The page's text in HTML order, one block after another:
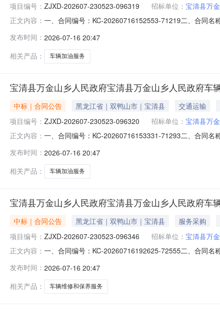
项目编号： ZJXD-202607-230523-096319 招标单位： 宝清县万
正文内容： 一、合同编号：KC-20260716152553-71219二、合同
石油天然气股份有限公司黑龙江双鸭山销售分公司地址
发布时间： 2026-07-16 20:47
相关产品：
车辆加油服务
宝清县万金山乡人民政府宝清县万金山乡人民政府车
中标｜合同公告 黑龙江省｜双鸭山市｜宝清县
交通运输
项目编号： ZJXD-202607-230523-096320 招标单位： 宝清县万
正文内容： 一、合同编号：KC-20260716153331-71293二、合同
石油天然气股份有限公司黑龙江双鸭山销售分公司地址
发布时间： 2026-07-16 20:47
相关产品：
车辆加油服务
宝清县万金山乡人民政府宝清县万金山乡人民政府车
中标｜合同公告 黑龙江省｜双鸭山市｜宝清县
服务采购
项目编号： ZJXD-202607-230523-096346 招标单位： 宝清县万
正文内容： 一、合同编号：KC-20260716192625-72555二、合同
宝清县小梁子汽车修理部地址：宝清县东升路1号联系方
发布时间： 2026-07-16 20:47
相关产品：
车辆维修和保养服务